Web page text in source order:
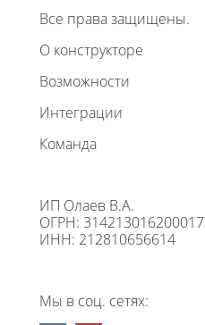
Все права защищены.
О конструкторе
Возможности
Интеграции
Команда
ИП Олаев В.А.
ОГРН: 314213016200017
ИНН: 212810656614
Мы в соц. сетях: